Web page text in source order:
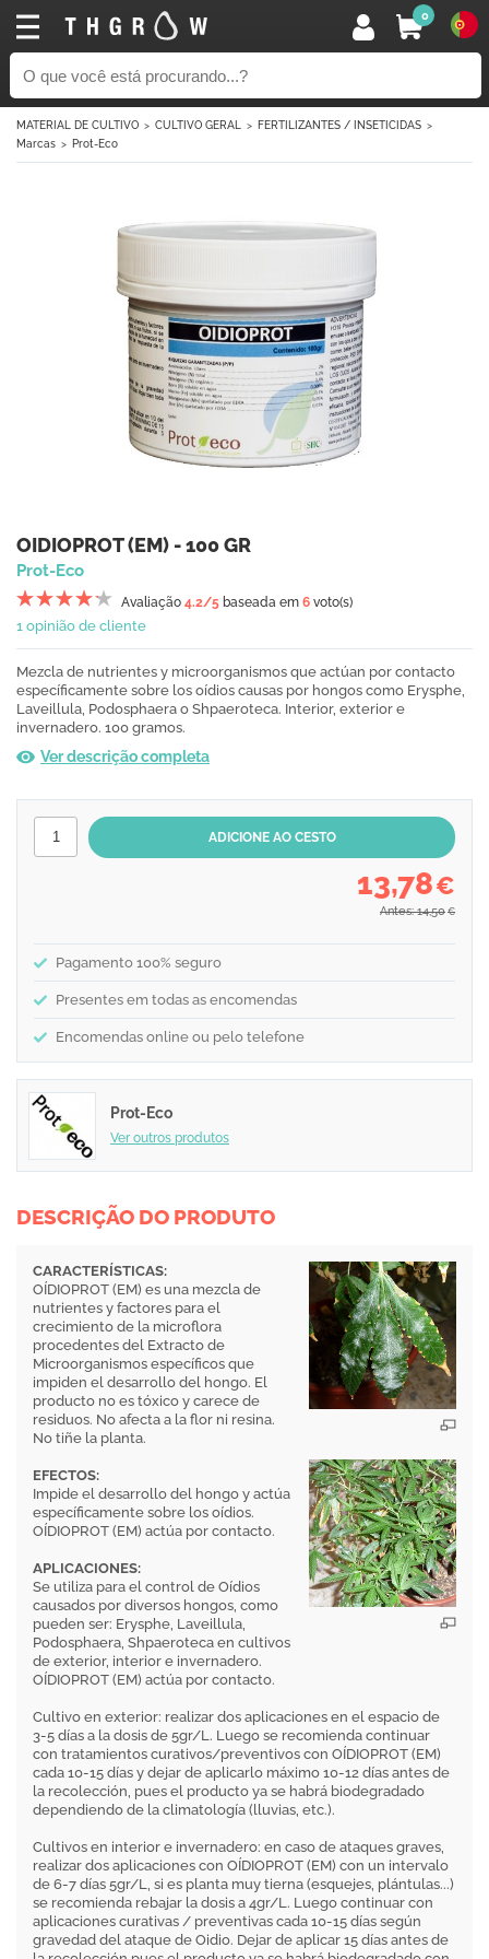
0
MATERIAL DE CULTIVO CULTIVO GERAL
FERTILIZANTES / INSETICIDAS
Marcas
Prot-Eco
OIDIOPROT (EM) - 100 GR
Prot-Eco
Avaliação 4.2/5 baseada em 6 voto(s)
1 opinião de cliente
Mezcla de nutrientes y microorganismos que actúan por contacto
específicamente sobre los oídios causas por hongos como Erysphe,
Laveillula, Podosphaera o Shpaeroteca. Interior, exterior e
invernadero. 100 gramos.
Ver descrição completa
13,78€
Antes: 14,50 €
Pagamento 100% seguro
Presentes em todas as encomendas
Encomendas online ou pelo telefone
Prot-Eco
Ver outros produtos
DESCRIÇÃO DO PRODUTO
CARACTERÍSTICAS:
OÍDIOPROT (EM) es una mezcla de
nutrientes y factores para el
crecimiento de la microflora
procedentes del Extracto de
Microorganismos específicos que
impiden el desarrollo del hongo. El
producto no es tóxico y carece de
residuos. No afecta a la flor ni resina.
No tiñe la planta.
EFECTOS:
Impide el desarrollo del hongo y actúa
específicamente sobre los oídios.
OÍDIOPROT (EM) actúa por contacto.
APLICACIONES:
Se utiliza para el control de Oídios
causados por diversos hongos, como
pueden ser: Erysphe, Laveillula,
Podosphaera, Shpaeroteca en cultivos
de exterior, interior e invernadero.
OÍDIOPROT (EM) actúa por contacto.
Cultivo en exterior: realizar dos aplicaciones en el espacio de
3-5 días a la dosis de 5gr/L. Luego se recomienda continuar
con tratamientos curativos/preventivos con OÍDIOPROT (EM)
cada 10-15 días y dejar de aplicarlo máximo 10-12 días antes de
la recolección, pues el producto ya se habrá biodegradado
dependiendo de la climatología (lluvias, etc.).
Cultivos en interior e invernadero: en caso de ataques graves,
realizar dos aplicaciones con OÍDIOPROT (EM) con un intervalo
de 6-7 días 5gr/L, si es planta muy tierna (esquejes, plántulas...)
se recomienda rebajar la dosis a 4gr/L. Luego continuar con
aplicaciones curativas / preventivas cada 10-15 días según
gravedad del ataque de Oidio. Dejar de aplicar 15 días antes de